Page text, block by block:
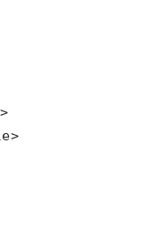
    <meta charset="UTF-8">
    <title>CSS3 边框</title>